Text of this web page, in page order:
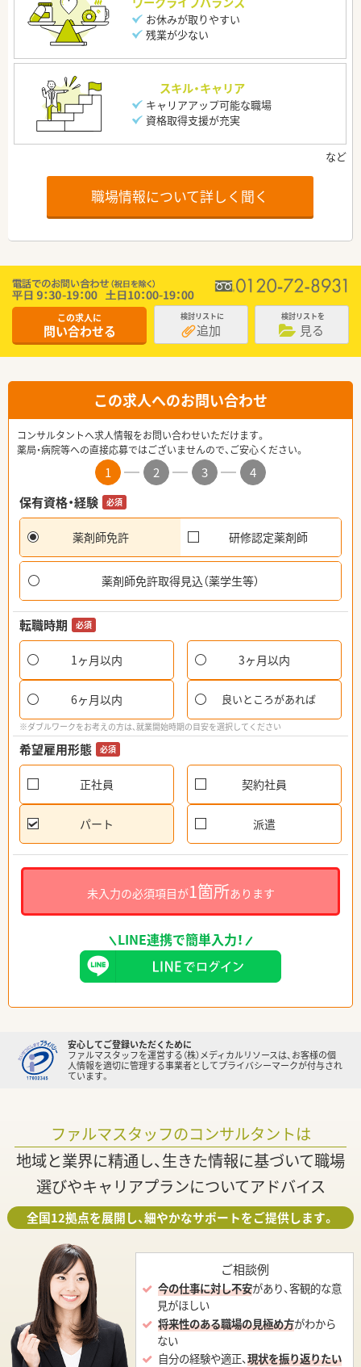
お休みが取りやすい
残業が少ない
スキル・キャリア
キャリアアップ可能な職場
資格取得支援が充実
職場情報について詳しく聞く
この求人に
問い合わせる
検討リストに
追加
検討リストを
見る
この求人へのお問い合わせ
コンサルタントへ求人情報をお問い合わせいただけます。
薬局・病院等への直接応募ではございませんので、ご安心ください。
1 2 3
4
保有資格・経験
必須
薬剤師免許 研修認定薬剤師
薬剤師免許取得見込（薬学生等）
転職時期 必須
1ヶ月以内 3ヶ月以内
6ヶ月以内 良いところがあれば
※ダブルワークをお考えの方は、就業開始時期の目安を選択してください
希望雇用形態 必須
正社員 契約社員
パート 派遣
未入力の必須項目が1箇所あります
LINE連携で簡単入力！
安心してご登録いただくために
ファルマスタッフを運営する（株）メディカルリソースは、お客様の個
人情報を適切に管理する事業者としてプライバシーマークが付与され
ています。
ファルマスタッフのコンサルタントは
地域と業界に精通し、生きた情報に基づいて職場
選びやキャリアプランについてアドバイス
全国12拠点を展開し、細やかなサポートをご提供します。
ご相談例
今の仕事に対し不安があり、客観的な意
見がほしい
将来性のある職場の見極め方がわから
ない
自分の経験や適正、現状を振り返りたい